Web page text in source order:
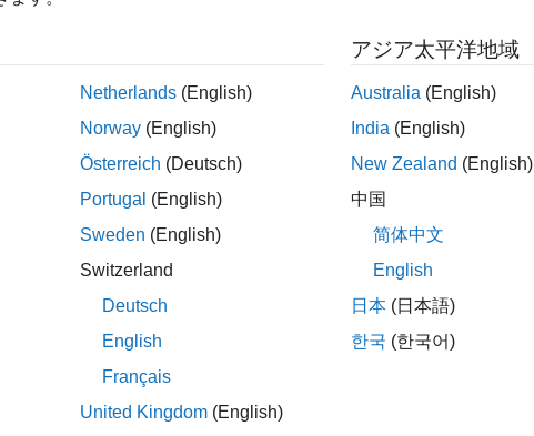
た SPI デバイスの読み取りと書き込み
れたシリアル デバイスの読み取りと書き込み
この情報は役に立ちましたか？
Netherlands (English)
Norway (English)
Österreich (Deutsch)
Portugal (English)
Sweden (English)
Switzerland
Deutsch
English
Français
United Kingdom (English)
アジア太平洋地域
Australia (English)
India (English)
New Zealand (English)
中国
简体中文
English
日本 (日本語)
한국 (한국어)